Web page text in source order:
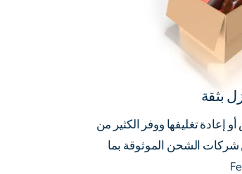
بثقة
إعادة تغليفها ووفر الكثير من
شركات الشحن الموثوقة بما